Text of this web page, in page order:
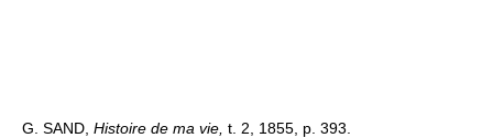
G. SAND, Histoire de ma vie, t. 2, 1855, p. 393.